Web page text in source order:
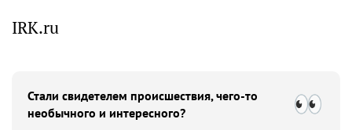
IRK.ru
Стали свидетелем происшествия, чего-то
необычного и интересного?